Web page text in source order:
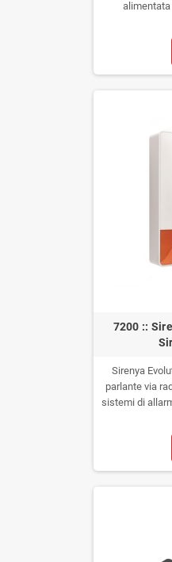
alimentata
opzionale.
(APP),
7200 ::
Sirenya
parlante via
sistemi di